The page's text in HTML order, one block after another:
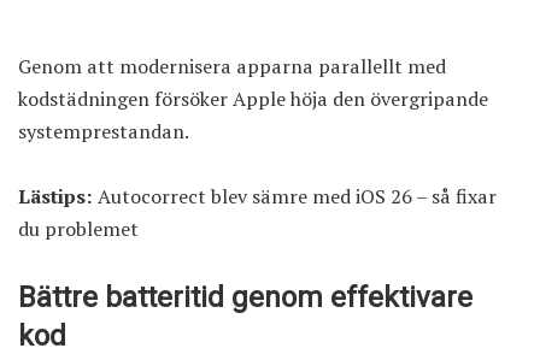
Genom att modernisera apparna parallellt med
kodstädningen försöker Apple höja den övergripande
systemprestandan.
Lästips: Autocorrect blev sämre med iOS 26 – så fixar
du problemet
Bättre batteritid genom effektivare
kod